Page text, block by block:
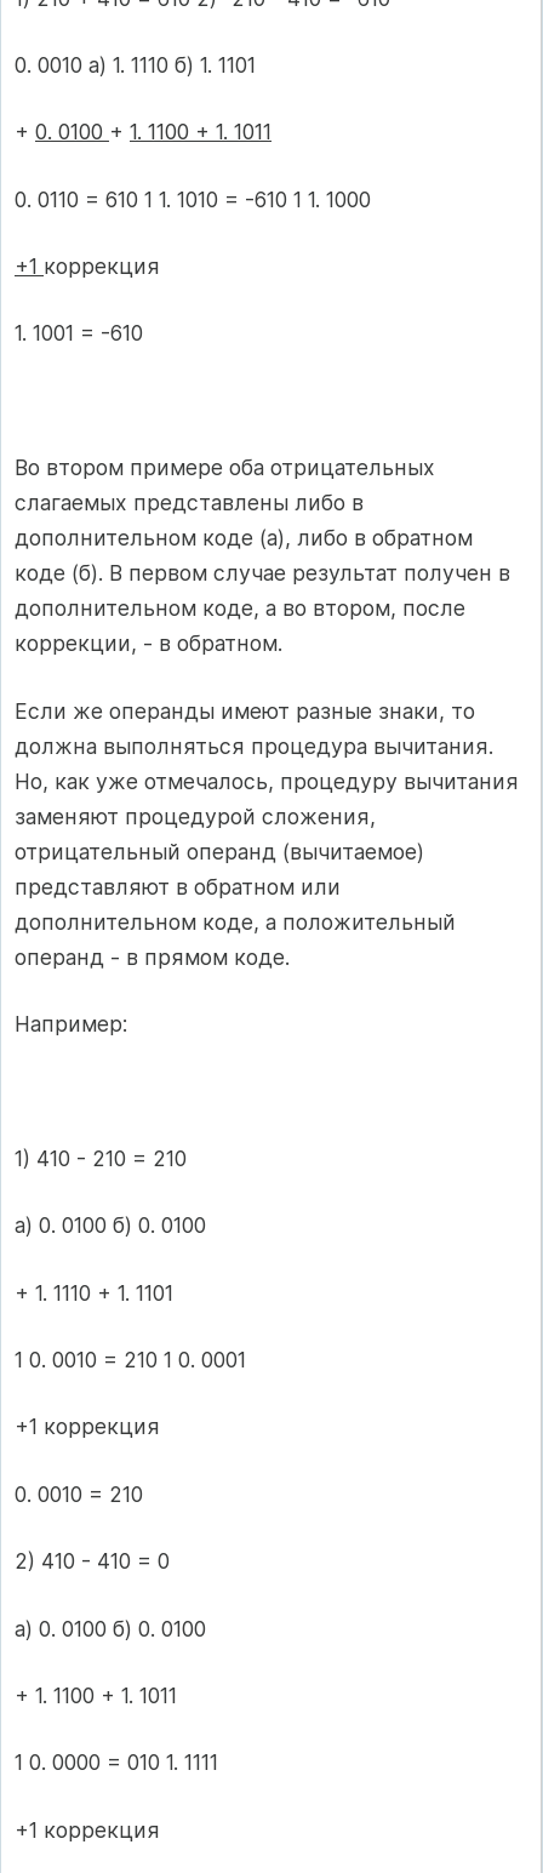
0. 0010 а) 1. 1110 б) 1. 1101
+ 0. 0100 + 1. 1100 + 1. 1011
0. 0110 = 610 1 1. 1010 = -610 1 1. 1000
+1 коррекция
1. 1001 = -610
Во втором примере оба отрицательных
слагаемых представлены либо в
дополнительном коде (а), либо в обратном
коде (б). В первом случае результат получен в
дополнительном коде, а во втором, после
коррекции, - в обратном.
Если же операнды имеют разные знаки, то
должна выполняться процедура вычитания.
Но, как уже отмечалось, процедуру вычитания
заменяют процедурой сложения,
отрицательный операнд (вычитаемое)
представляют в обратном или
дополнительном коде, а положительный
операнд - в прямом коде.
Например:
1) 410 - 210 = 210
а) 0. 0100 б) 0. 0100
+ 1. 1110 + 1. 1101
1 0. 0010 = 210 1 0. 0001
+1 коррекция
0. 0010 = 210
2) 410 - 410 = 0
а) 0. 0100 б) 0. 0100
+ 1. 1100 + 1. 1011
1 0. 0000 = 010 1. 1111
+1 коррекция